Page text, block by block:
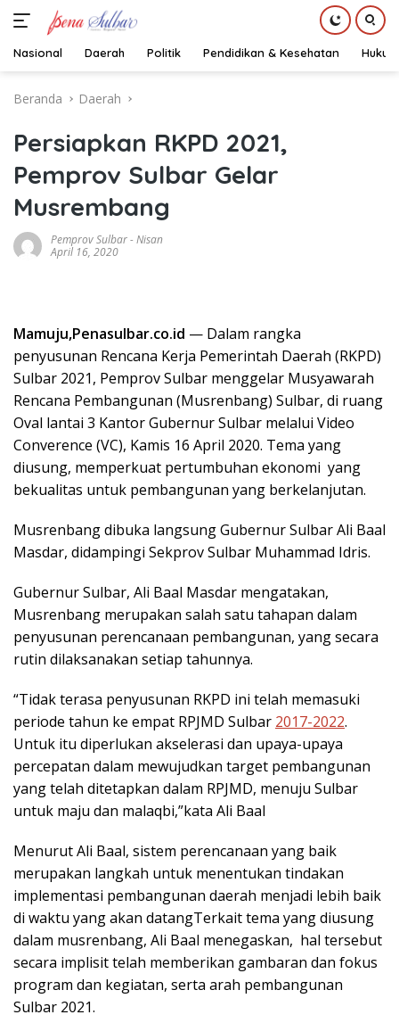
Nasional Daerah Politik Pendidikan & Kesehatan Hukum
Beranda Daerah
Persiapkan RKPD 2021,
Pemprov Sulbar Gelar
Musrembang
Pemprov Sulbar-Nisan
April 16, 2020
Mamuju,Penasulbar.co.id — Dalam rangka
penyusunan Rencana Kerja Pemerintah Daerah (RKPD)
Sulbar 2021, Pemprov Sulbar menggelar Musyawarah
Rencana Pembangunan (Musrenbang) Sulbar, di ruang
Oval lantai 3 Kantor Gubernur Sulbar melalui Video
Converence (VC), Kamis 16 April 2020. Tema yang
diusung, memperkuat pertumbuhan ekonomi yang
bekualitas untuk pembangunan yang berkelanjutan.
Musrenbang dibuka langsung Gubernur Sulbar Ali Baal
Masdar, didampingi Sekprov Sulbar Muhammad Idris.
Gubernur Sulbar, Ali Baal Masdar mengatakan,
Musrenbang merupakan salah satu tahapan dalam
penyusunan perencanaan pembangunan, yang secara
rutin dilaksanakan setiap tahunnya.
“Tidak terasa penyusunan RKPD ini telah memasuki
periode tahun ke empat RPJMD Sulbar 2017-2022.
Untuk itu diperlukan akselerasi dan upaya-upaya
percepatan dalam mewujudkan target pembangunan
yang telah ditetapkan dalam RPJMD, menuju Sulbar
untuk maju dan malaqbi,”kata Ali Baal
Menurut Ali Baal, sistem perencanaan yang baik
merupakan langkah untuk menentukan tindakan
implementasi pembangunan daerah menjadi lebih baik
di waktu yang akan datangTerkait tema yang diusung
dalam musrenbang, Ali Baal menegaskan, hal tersebut
secara implisit telah memberikan gambaran dan fokus
program dan kegiatan, serta arah pembangunan
Sulbar 2021.